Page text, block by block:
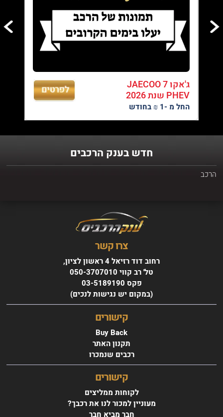
ג'אקו JAECOO 7
PHEV שנת 2026
החל מ -1 ₪ בחודש
חדש בענק הרכבים
02/08/2026
טרייד אין לכל סוגי הרכב - רכישת רכב חדש מעולם לא הייתה קלה יותר,
אנו מבצעים טרייד אין לכל סוגי הרכבים.
31/07/2026
מגוון ענק של רכבים במחירים אטרקטיבים - בצד ימין ניתן לראות את
רשימת הרכבים שלנו
צרו קשר
רחוב דוד רזיאל 4 ראשון לציון,
טל' רב קווי 050-3707010
פקס 03-5189190
(במקום יש נגישות לנכים)
קישורים
Buy Back
תקנון האתר
רכבים שנמכרו
קישורים
לקוחות ממליצים
מעוניין למכור לנו את רכבך?
חבר מביא חבר